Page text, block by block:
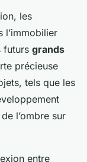
les
l’immobilier
futurs grands
précieuse
tels que les
l’ombre sur
entre